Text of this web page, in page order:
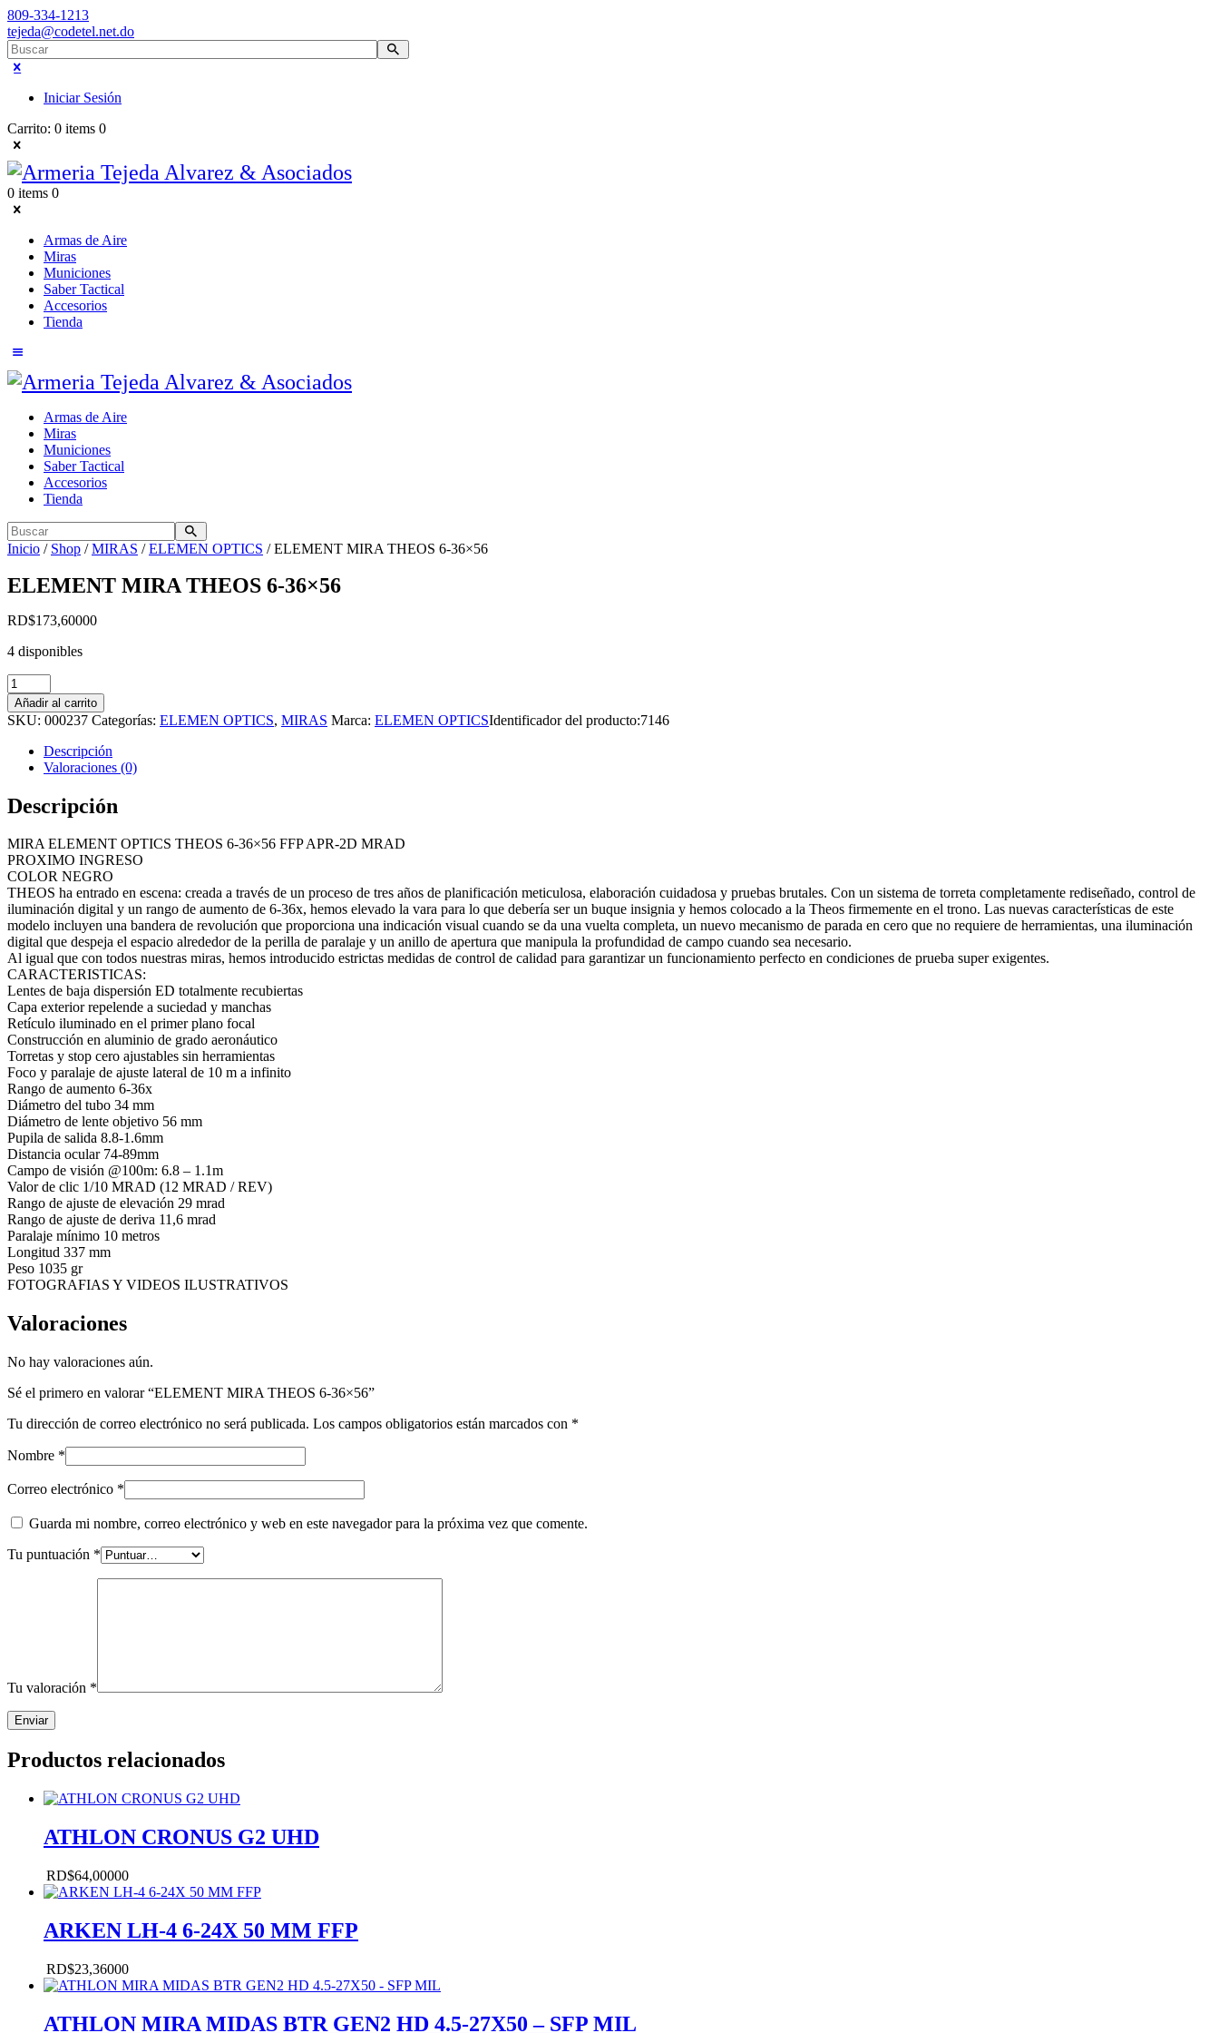
809-334-1213
tejeda@codetel.net.do
Iniciar Sesión
Carrito: 0 items 0
0 items 0
Armas de Aire
Miras
Municiones
Saber Tactical
Accesorios
Tienda
Armas de Aire
Miras
Municiones
Saber Tactical
Accesorios
Tienda
Inicio / Shop /MIRAS /ELEMEN OPTICS / ELEMENT MIRA THEOS 6-36×56
ELEMENT MIRA THEOS 6-36×56
RD$173,60000
4 disponibles
ELEMENT
MIRA
THEOS
6-
36×56
cantidad
Añadir al carrito
SKU: 000237 Categorías: ELEMEN OPTICS, MIRAS Marca: ELEMEN OPTICSIdentificador del producto:7146
Descripción
Valoraciones (0)
Descripción
MIRA ELEMENT OPTICS THEOS 6-36×56 FFP APR-2D MRAD
PROXIMO INGRESO
COLOR NEGRO
THEOS ha entrado en escena: creada a través de un proceso de tres años de planificación meticulosa, elaboración cuidadosa y pruebas brutales. Con un sistema de torreta completamente rediseñado, control de
iluminación digital y un rango de aumento de 6-36x, hemos elevado la vara para lo que debería ser un buque insignia y hemos colocado a la Theos firmemente en el trono. Las nuevas características de este
modelo incluyen una bandera de revolución que proporciona una indicación visual cuando se da una vuelta completa, un nuevo mecanismo de parada en cero que no requiere de herramientas, una iluminación
digital que despeja el espacio alrededor de la perilla de paralaje y un anillo de apertura que manipula la profundidad de campo cuando sea necesario.
Al igual que con todos nuestras miras, hemos introducido estrictas medidas de control de calidad para garantizar un funcionamiento perfecto en condiciones de prueba super exigentes.
CARACTERISTICAS:
Lentes de baja dispersión ED totalmente recubiertas
Capa exterior repelende a suciedad y manchas
Retículo iluminado en el primer plano focal
Construcción en aluminio de grado aeronáutico
Torretas y stop cero ajustables sin herramientas
Foco y paralaje de ajuste lateral de 10 m a infinito
Rango de aumento 6-36x
Diámetro del tubo 34 mm
Diámetro de lente objetivo 56 mm
Pupila de salida 8.8-1.6mm
Distancia ocular 74-89mm
Campo de visión @100m: 6.8 – 1.1m
Valor de clic 1/10 MRAD (12 MRAD / REV)
Rango de ajuste de elevación 29 mrad
Rango de ajuste de deriva 11,6 mrad
Paralaje mínimo 10 metros
Longitud 337 mm
Peso 1035 gr
FOTOGRAFIAS Y VIDEOS ILUSTRATIVOS
Valoraciones
No hay valoraciones aún.
Sé el primero en valorar “ELEMENT MIRA THEOS 6-36×56”
Tu dirección de correo electrónico no será publicada. Los campos obligatorios están marcados con *
Nombre *
Correo electrónico *
Guarda mi nombre, correo electrónico y web en este navegador para la próxima vez que comente.
Tu puntuación *
Tu valoración *
Productos relacionados
ATHLON CRONUS G2 UHD
RD$64,00000
ARKEN LH-4 6-24X 50 MM FFP
RD$23,36000
ATHLON MIRA MIDAS BTR GEN2 HD 4.5-27X50 – SFP MIL